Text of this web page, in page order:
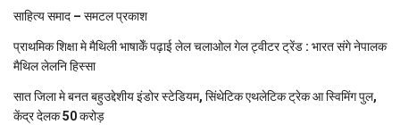
साहित्य समाद – समटल प्रकाश
प्राथमिक शि‍क्षा मे मैथि‍ली भाषाकेँ पढ़ाई लेल चलाओल गेल ट्वीटर ट्रेंड : भारत संगे नेपालक
मैथिल लेलनि हिस्सा
सात जिला मे बनत बहुउद्देशीय इंडोर स्‍टेडि‍यम, सिंथेटिक एथलेटिक ट्रेक आ स्विमिंग पुल,
केंद्र देलक 50 करोड़